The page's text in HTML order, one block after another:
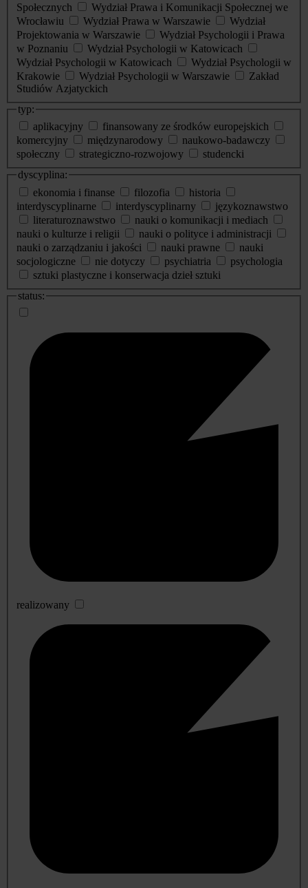
Społecznych
Wydział Prawa i Komunikacji Społecznej we
Wrocławiu
Wydział Prawa w Warszawie
Wydział
Projektowania w Warszawie
Wydział Psychologii i Prawa
w Poznaniu
Wydział Psychologii w Katowicach
Wydział Psychologii w Katowicach
Wydział Psychologii w
Krakowie
Wydział Psychologii w Warszawie
Zakład
Studiów Azjatyckich
typ:
aplikacyjny
finansowany ze środków europejskich
komercyjny
międzynarodowy
naukowo-badawczy
społeczny
strategiczno-rozwojowy
studencki
dyscyplina:
ekonomia i finanse
filozofia
historia
interdyscyplinarne
interdyscyplinarny
językoznawstwo
literaturoznawstwo
nauki o komunikacji i mediach
nauki o kulturze i religii
nauki o polityce i administracji
nauki o zarządzaniu i jakości
nauki prawne
nauki
socjologiczne
nie dotyczy psychiatria
psychologia
sztuki plastyczne i konserwacja dzieł sztuki
status:
realizowany